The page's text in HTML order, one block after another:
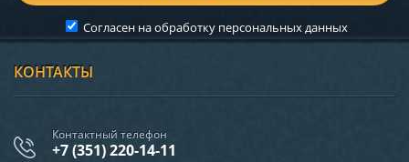
Согласен на обработку персональных данных
КОНТАКТЫ
Контактный телефон
+7 (351) 220-14-11